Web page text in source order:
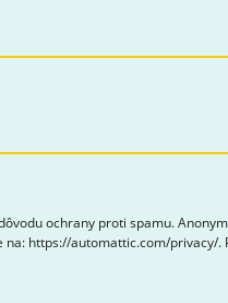
ochrany proti spamu.
https://automattic.com/privacy/.